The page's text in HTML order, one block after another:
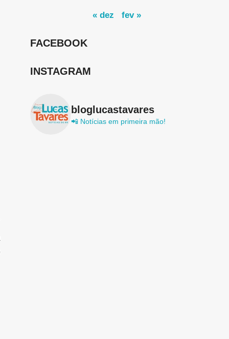
« dez fev »
FACEBOOK
INSTAGRAM
bloglucastavares
📲 Notícias em primeira mão!